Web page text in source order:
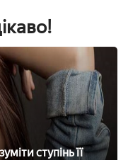
ступінь її